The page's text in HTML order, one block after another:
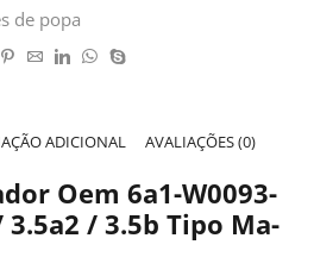
de popa
ADICIONAL AVALIAÇÕES (0)
Oem 6a1-W0093-
/ 3.5b Tipo Ma-